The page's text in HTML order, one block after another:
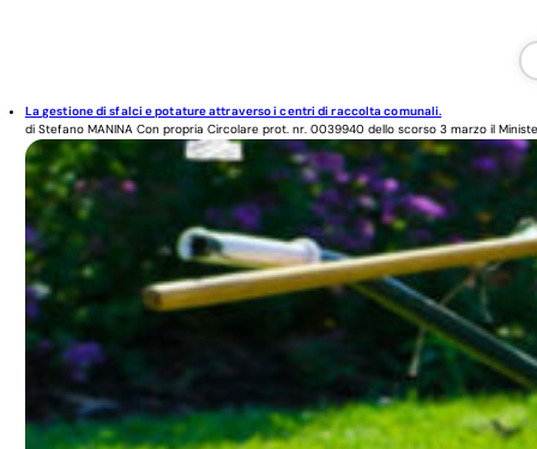
La gestione di sfalci e potature attraverso i centri di raccolta comunali.
di Stefano MANINA Con propria Circolare prot. nr. 0039940 dello scorso 3 marzo il